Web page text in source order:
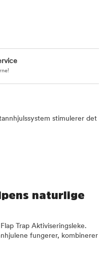
stimulerer det
naturlige
Trap Aktiviseringsleke.
fungerer, kombinerer